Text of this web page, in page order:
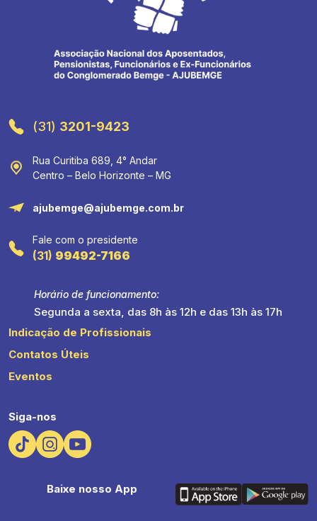
(31) 3201-9423
Rua Curitiba 689, 4° Andar
Centro – Belo Horizonte – MG
ajubemge@ajubemge.com.br
Fale com o presidente
(31) 99492-7166
Horário de funcionamento:
Segunda a sexta, das 8h às 12h e das 13h às 17h
Indicação de Profissionais
Contatos Úteis
Eventos
Siga-nos
Baixe nosso App